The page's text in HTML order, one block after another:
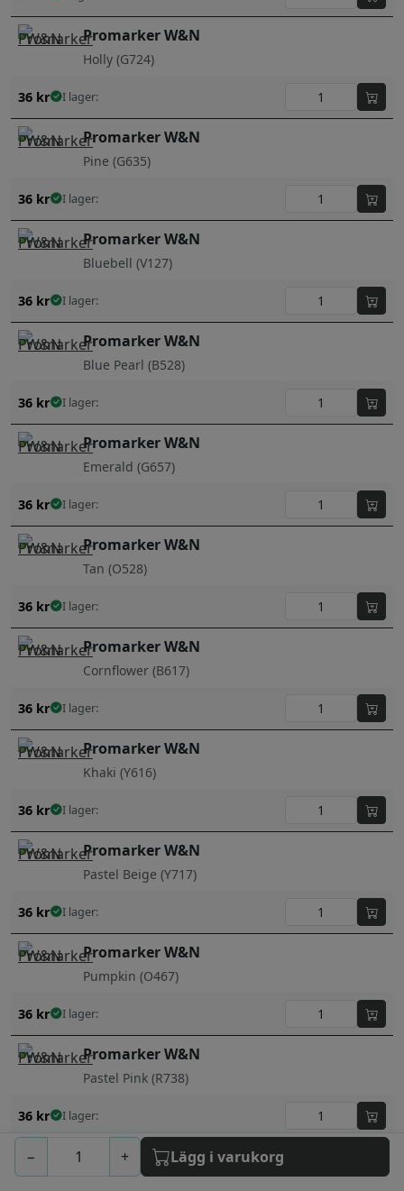
− + Lägg i varukorg
Promarker W&N
Holly (G724)
36 kr I lager:
Promarker W&N
Pine (G635)
36 kr I lager:
Promarker W&N
Bluebell (V127)
36 kr I lager:
Promarker W&N
Blue Pearl (B528)
36 kr I lager:
Promarker W&N
Emerald (G657)
36 kr I lager:
Promarker W&N
Tan (O528)
36 kr I lager:
Promarker W&N
Cornflower (B617)
36 kr I lager:
Promarker W&N
Khaki (Y616)
36 kr I lager:
Promarker W&N
Pastel Beige (Y717)
36 kr I lager:
Promarker W&N
Pumpkin (O467)
36 kr I lager:
Promarker W&N
Pastel Pink (R738)
36 kr I lager:
Promarker W&N
Apple (G338)